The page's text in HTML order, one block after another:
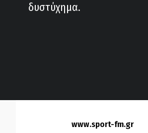
δυστύχημα.
www.sport-fm.gr